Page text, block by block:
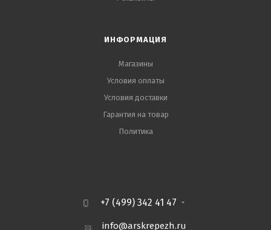
ИНФОРМАЦИЯ
Магазины
Условия оплаты
Условия доставки
Гарантия на товар
Политика
+7 (499) 342 41 47
info@arskrepezh.ru